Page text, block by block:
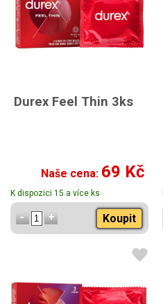
Durex Feel Thin 3ks
Naše cena: 69 Kč
K dispozici 15 a více ks
Koupit